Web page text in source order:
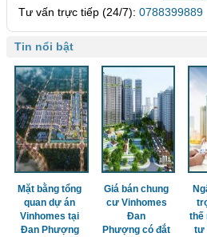
Tư vấn trực tiếp (24/7): 0788399889
Tin nổi bật
Mặt bằng tổng
quan dự án
Vinhomes tại
Đan Phượng
Giá bán chung
cư Vinhomes
Đan
Phượng có đắt
thế
tư